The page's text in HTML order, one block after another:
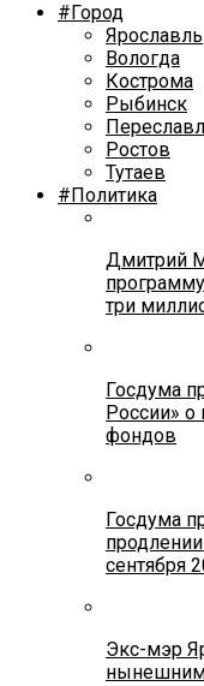
#Город
Ярославль
Вологда
Кострома
Рыбинск
Ростов
Тутаев
#Политика
Дмитрий
три
Госдума
России»
фондов
Госдума
сентября
Экс-мэр